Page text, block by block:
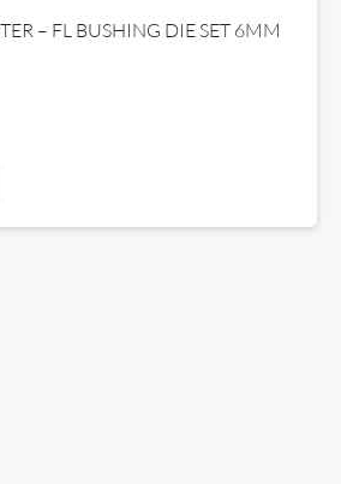
– FL BUSHING DIE SET 6MM